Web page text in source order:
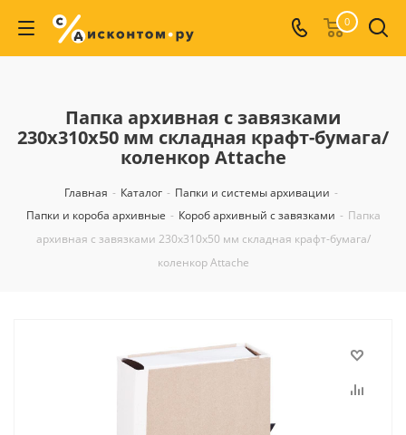
0
Папка архивная с завязками
230x310x50 мм складная крафт-бумага/
коленкор Attache
Главная - Каталог - Папки и системы архивации -
Папки и короба архивные - Короб архивный с завязками - Папка
архивная с завязками 230x310x50 мм складная крафт-бумага/
коленкор Attache